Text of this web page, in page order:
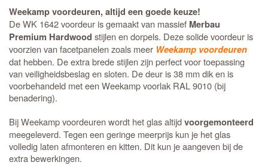
Weekamp voordeuren, altijd een goede keuze!
De WK 1642 voordeur is gemaakt van massief Merbau
Premium Hardwood stijlen en dorpels. Deze solide voordeur is
voorzien van facetpanelen zoals meer Weekamp voordeuren
dat hebben. De extra brede stijlen zijn perfect voor toepassing
van veiligheidsbeslag en sloten. De deur is 38 mm dik en is
voorbehandeld met een Weekamp voorlak RAL 9010 (bij
benadering).
Bij Weekamp voordeuren wordt het glas altijdvoorgemonteerd
meegeleverd. Tegen een geringe meerprijs kun je het glas
volledig laten afmonteren en kitten. Dit kun je aangeven bij de
extra bewerkingen.